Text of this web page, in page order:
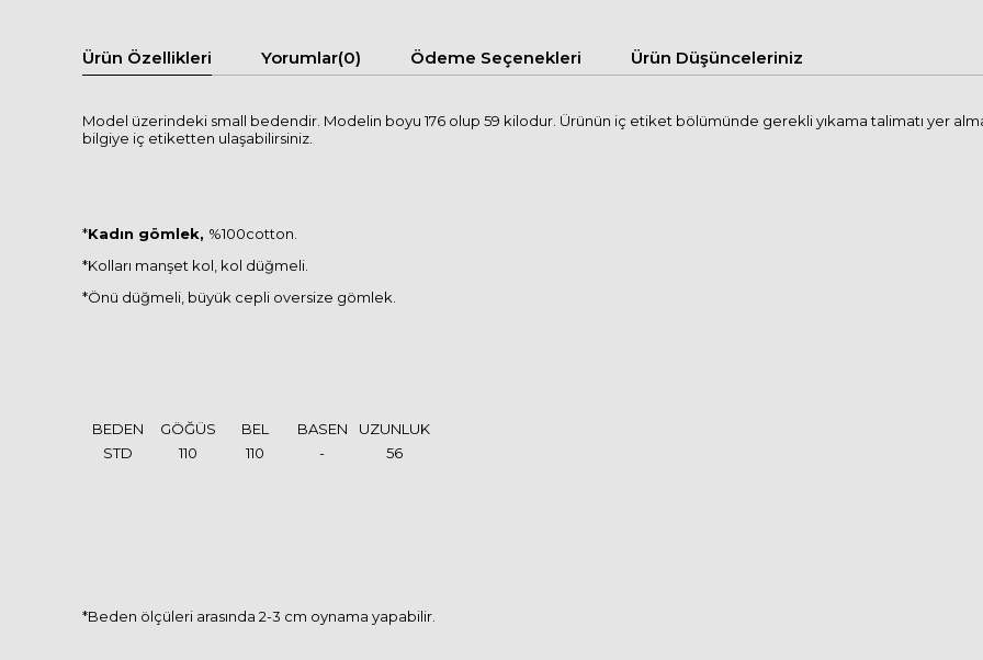
Ürün Özellikleri Yorumlar(0) Ödeme Seçenekleri Ürün Düşünceleriniz
Model üzerindeki small bedendir. Modelin boyu 176 olup 59 kilodur. Ürünün iç etiket bölümünde gerekli yıkama talimatı yer
bilgiye iç etiketten ulaşabilirsiniz.
*Kadın gömlek, %100cotton.
*Kolları manşet kol, kol düğmeli.
*Önü düğmeli, büyük cepli oversize gömlek.
BEDEN GÖĞÜS BEL BASEN
UZUNLUK
STD
110 110 - 56
*Beden ölçüleri arasında 2-3 cm oynama yapabilir.